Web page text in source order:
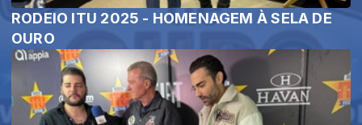
RODEIO ITU 2025 - HOMENAGEM À SELA DE
OURO